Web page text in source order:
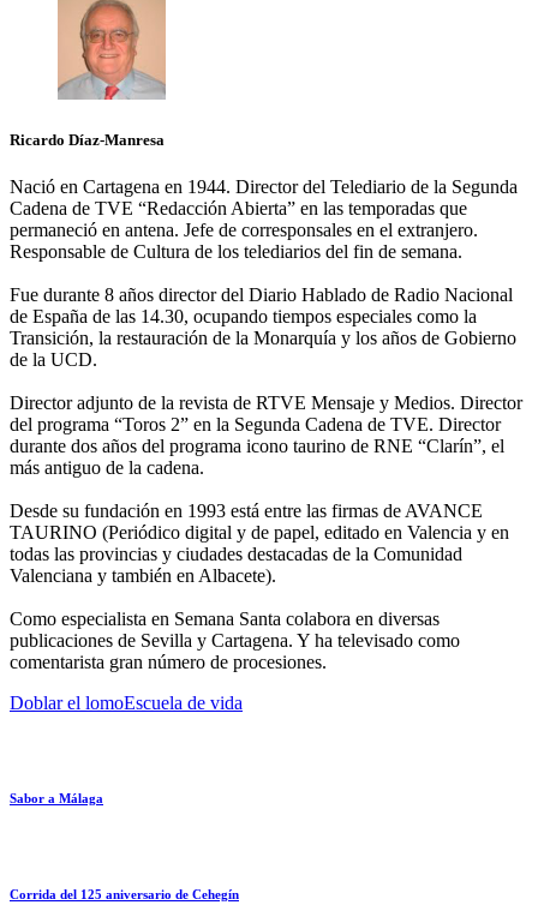
Ricardo Díaz-Manresa
Nació en Cartagena en 1944. Director del Telediario de la Segunda
Cadena de TVE “Redacción Abierta” en las temporadas que
permaneció en antena. Jefe de corresponsales en el extranjero.
Responsable de Cultura de los telediarios del fin de semana.
Fue durante 8 años director del Diario Hablado de Radio Nacional
de España de las 14.30, ocupando tiempos especiales como la
Transición, la restauración de la Monarquía y los años de Gobierno
de la UCD.
Director adjunto de la revista de RTVE Mensaje y Medios. Director
del programa “Toros 2” en la Segunda Cadena de TVE. Director
durante dos años del programa icono taurino de RNE “Clarín”, el
más antiguo de la cadena.
Desde su fundación en 1993 está entre las firmas de AVANCE
TAURINO (Periódico digital y de papel, editado en Valencia y en
todas las provincias y ciudades destacadas de la Comunidad
Valenciana y también en Albacete).
Como especialista en Semana Santa colabora en diversas
publicaciones de Sevilla y Cartagena. Y ha televisado como
comentarista gran número de procesiones.
Doblar el lomoEscuela de vida
Sabor a Málaga
Corrida del 125 aniversario de Cehegín